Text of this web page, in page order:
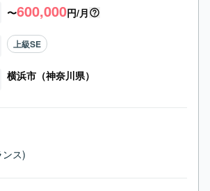
〜600,000円/月
上級SE
横浜市（神奈川県）
ス)